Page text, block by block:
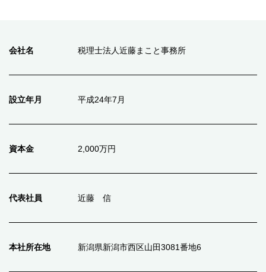
会社名 税理士法人近藤まこと事務所
設立年月 平成24年7月
資本金 2,000万円
代表社員 近藤 信
本社所在地 新潟県新潟市西区山田3081番地6